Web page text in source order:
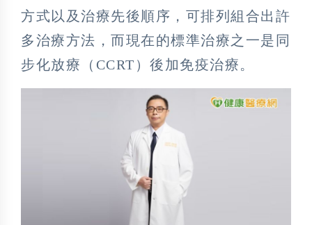
方式以及治療先後順序，可排列組合出許
多治療方法，而現在的標準治療之一是同
步化放療（CCRT）後加免疫治療。